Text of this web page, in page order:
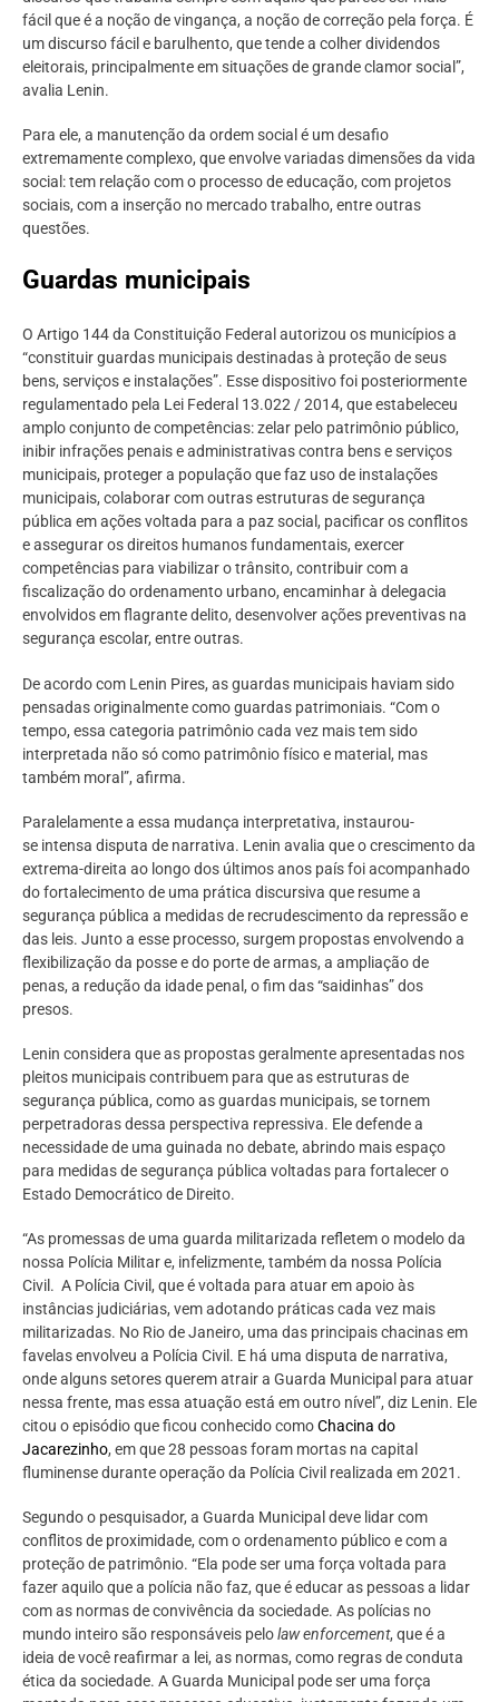
fácil que é a noção de vingança, a noção de correção pela força. É
um discurso fácil e barulhento, que tende a colher dividendos
eleitorais, principalmente em situações de grande clamor social”,
avalia Lenin.
Para ele, a manutenção da ordem social é um desafio
extremamente complexo, que envolve variadas dimensões da vida
social: tem relação com o processo de educação, com projetos
sociais, com a inserção no mercado trabalho, entre outras
questões.
Guardas municipais
O Artigo 144 da Constituição Federal autorizou os municípios a
“constituir guardas municipais destinadas à proteção de seus
bens, serviços e instalações”. Esse dispositivo foi posteriormente
regulamentado pela Lei Federal 13.022 / 2014, que estabeleceu
amplo conjunto de competências: zelar pelo patrimônio público,
inibir infrações penais e administrativas contra bens e serviços
municipais, proteger a população que faz uso de instalações
municipais, colaborar com outras estruturas de segurança
pública em ações voltada para a paz social, pacificar os conflitos
e assegurar os direitos humanos fundamentais, exercer
competências para viabilizar o trânsito, contribuir com a
fiscalização do ordenamento urbano, encaminhar à delegacia
envolvidos em flagrante delito, desenvolver ações preventivas na
segurança escolar, entre outras.
De acordo com Lenin Pires, as guardas municipais haviam sido
pensadas originalmente como guardas patrimoniais. “Com o
tempo, essa categoria patrimônio cada vez mais tem sido
interpretada não só como patrimônio físico e material, mas
também moral”, afirma.
Paralelamente a essa mudança interpretativa, instaurou-
se intensa disputa de narrativa. Lenin avalia que o crescimento da
extrema-direita ao longo dos últimos anos país foi acompanhado
do fortalecimento de uma prática discursiva que resume a
segurança pública a medidas de recrudescimento da repressão e
das leis. Junto a esse processo, surgem propostas envolvendo a
flexibilização da posse e do porte de armas, a ampliação de
penas, a redução da idade penal, o fim das “saidinhas” dos
presos.
Lenin considera que as propostas geralmente apresentadas nos
pleitos municipais contribuem para que as estruturas de
segurança pública, como as guardas municipais, se tornem
perpetradoras dessa perspectiva repressiva. Ele defende a
necessidade de uma guinada no debate, abrindo mais espaço
para medidas de segurança pública voltadas para fortalecer o
Estado Democrático de Direito.
“As promessas de uma guarda militarizada refletem o modelo da
nossa Polícia Militar e, infelizmente, também da nossa Polícia
Civil. A Polícia Civil, que é voltada para atuar em apoio às
instâncias judiciárias, vem adotando práticas cada vez mais
militarizadas. No Rio de Janeiro, uma das principais chacinas em
favelas envolveu a Polícia Civil. E há uma disputa de narrativa,
onde alguns setores querem atrair a Guarda Municipal para atuar
nessa frente, mas essa atuação está em outro nível”, diz Lenin. Ele
citou o episódio que ficou conhecido comoChacina do
Jacarezinho, em que 28 pessoas foram mortas na capital
fluminense durante operação da Polícia Civil realizada em 2021.
Segundo o pesquisador, a Guarda Municipal deve lidar com
conflitos de proximidade, com o ordenamento público e com a
proteção de patrimônio. “Ela pode ser uma força voltada para
fazer aquilo que a polícia não faz, que é educar as pessoas a lidar
com as normas de convivência da sociedade. As polícias no
mundo inteiro são responsáveis pelolaw enforcement, que é a
ideia de você reafirmar a lei, as normas, como regras de conduta
ética da sociedade. A Guarda Municipal pode ser uma força